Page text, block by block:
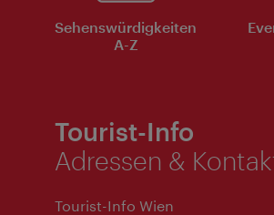
Sehenswürdigkeiten
A-Z
Tourist-Info
Adressen &
Tourist-Info Wien